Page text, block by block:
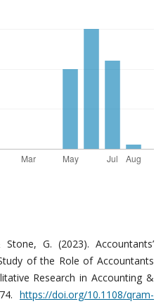
G. (2023). Accountants’
of the Role of Accountants
Research in Accounting &
https://doi.org/10.1108/qram-